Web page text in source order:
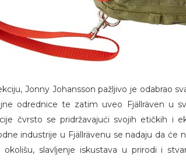
Jonny Johansson pažljivo je odabrao
odrednice te zatim uveo Fjällräven u
čvrsto se pridržavajući svojih etičkih i
industrije u Fjällrävenu se nadaju da će
slavljenje iskustava u prirodi i